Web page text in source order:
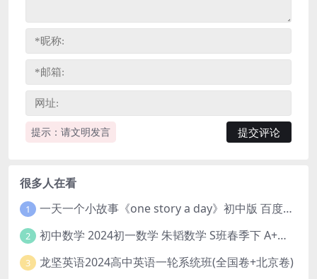
提示：请文明发言
很多人在看
1 一天一个小故事《one story a day》初中版 百度网盘分享下载
2 初中数学 2024初一数学 朱韬数学 S班春季下 A+班春季下 百度云网盘
3 龙坚英语2024高中英语一轮系统班(全国卷+北京卷)